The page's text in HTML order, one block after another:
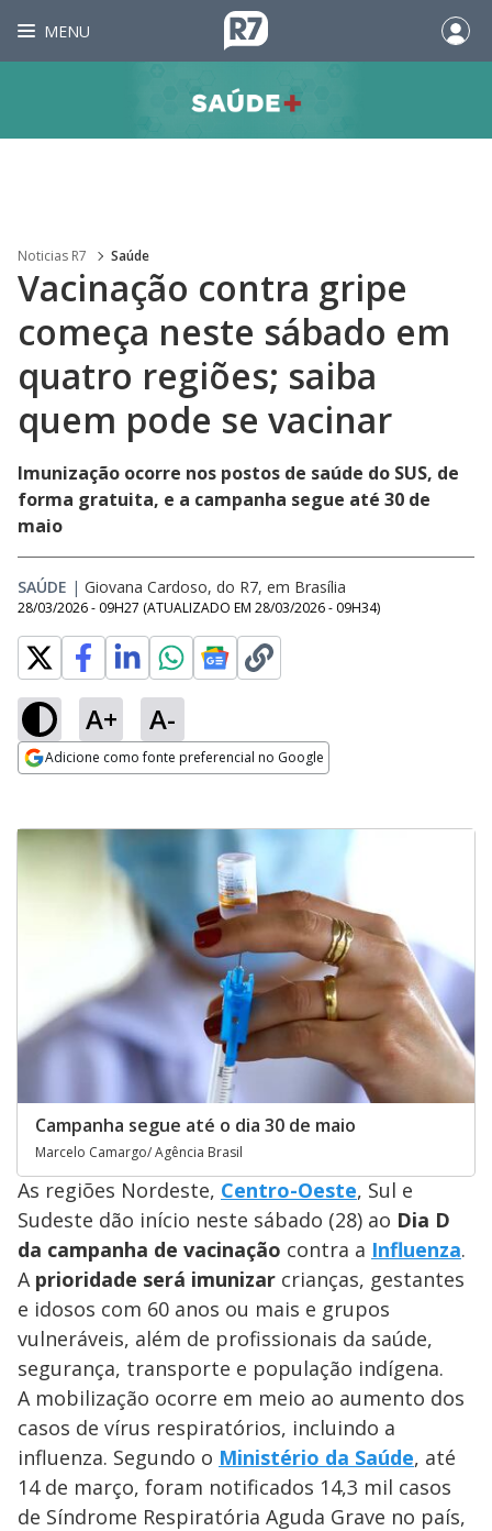
MENU
Noticias R7 Saúde
Vacinação contra gripe
começa neste sábado em
quatro regiões; saiba
quem pode se vacinar
Imunização ocorre nos postos de saúde do SUS, de
forma gratuita, e a campanha segue até 30 de
maio
SAÚDE | Giovana Cardoso, do R7, em Brasília
28/03/2026 - 09H27 (ATUALIZADO EM 28/03/2026 - 09H34)
A+ A-
Adicione como fonte preferencial no Google
Campanha segue até o dia 30 de maio
Marcelo Camargo/ Agência Brasil
As regiões Nordeste, Centro-Oeste, Sul e
Sudeste dão início neste sábado (28) ao Dia D
da campanha de vacinação contra a Influenza.
A prioridade será imunizar crianças, gestantes
e idosos com 60 anos ou mais e grupos
vulneráveis, além de profissionais da saúde,
segurança, transporte e população indígena.
A mobilização ocorre em meio ao aumento dos
casos de vírus respiratórios, incluindo a
influenza. Segundo o Ministério da Saúde, até
14 de março, foram notificados 14,3 mil casos
de Síndrome Respiratória Aguda Grave no país,